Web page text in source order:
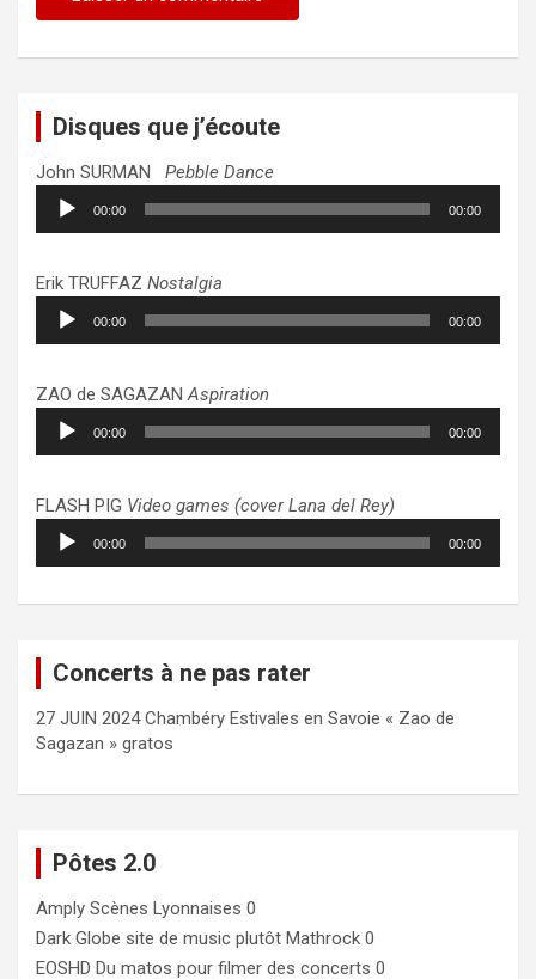
Disques que j’écoute
John SURMAN Pebble Dance
Lecteur
audio
00:00 00:00
Erik TRUFFAZ Nostalgia
Lecteur
audio
00:00 00:00
ZAO de SAGAZANAspiration
Lecteur
audio
00:00 00:00
FLASH PIG Video games (cover Lana del Rey)
Lecteur
audio
00:00 00:00
Concerts à ne pas rater
27 JUIN 2024 Chambéry Estivales en Savoie « Zao de
Sagazan » gratos
Pôtes 2.0
Amply Scènes Lyonnaises 0
Dark Globe site de music plutôt Mathrock 0
EOSHD Du matos pour filmer des concerts 0